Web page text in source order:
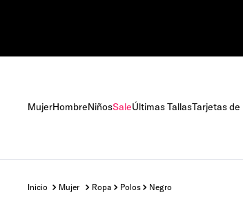
MujerHombreNiñosSaleÚltimas TallasTarjetas de
mujer ropa polos negro